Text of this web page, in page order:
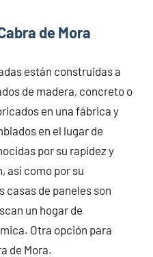
de Mora
están construidas a
de madera, concreto o
en una fábrica y
en el lugar de
por su rapidez y
así como por su
casas de paneles son
un hogar de
Otra opción para
de Mora.